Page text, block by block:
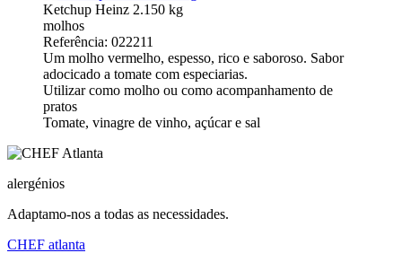
Ketchup Heinz 2.150 kg
molhos
Referência: 022211
Um molho vermelho, espesso, rico e saboroso. Sabor
adocicado a tomate com especiarias.
Utilizar como molho ou como acompanhamento de
pratos
Tomate, vinagre de vinho, açúcar e sal
alergénios
Adaptamo-nos a todas as necessidades.
CHEF atlanta